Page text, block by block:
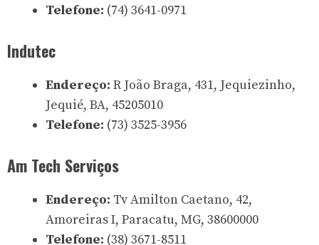
Telefone: (74) 3641-0971
Indutec
Endereço: R João Braga, 431, Jequiezinho,
Jequié, BA, 45205010
Telefone: (73) 3525-3956
Am Tech Serviços
Endereço: Tv Amilton Caetano, 42,
Amoreiras I, Paracatu, MG, 38600000
Telefone: (38) 3671-8511